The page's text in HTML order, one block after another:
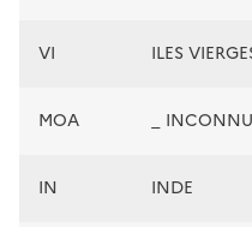
VI ILES
MOA _
IN INDE